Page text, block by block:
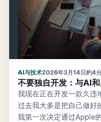
AI与技术2026年3月14日約4
不要独自开发：与AI
我现在正在开发一款久违
过去我大多是把自己做好
我第一次决定通过Apple